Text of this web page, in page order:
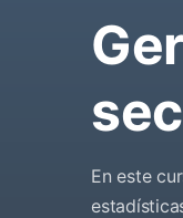
En este